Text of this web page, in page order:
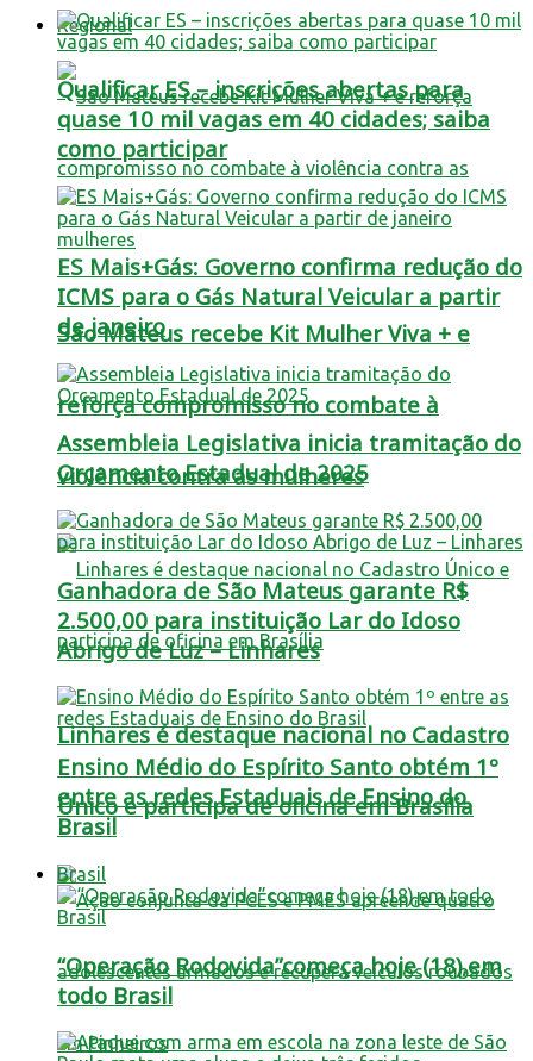
Regional
São Mateus recebe Kit Mulher Viva + e
reforça compromisso no combate à
violência contra as mulheres
Linhares é destaque nacional no Cadastro
Único e participa de oficina em Brasília
Qualificar ES – inscrições abertas para
quase 10 mil vagas em 40 cidades; saiba
como participar
ES Mais+Gás: Governo confirma redução do
ICMS para o Gás Natural Veicular a partir
de janeiro
Assembleia Legislativa inicia tramitação do
Orçamento Estadual de 2025
Ganhadora de São Mateus garante R$
2.500,00 para instituição Lar do Idoso
Abrigo de Luz – Linhares
Ensino Médio do Espírito Santo obtém 1º
entre as redes Estaduais de Ensino do
Brasil
Brasil
“Operação Rodovida”começa hoje (18),em
todo Brasil